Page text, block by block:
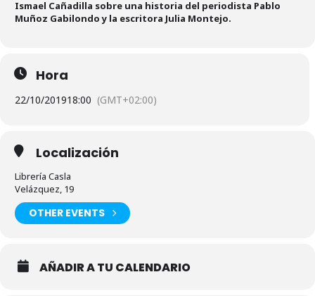
Ismael Cañadilla sobre una historia del periodista Pablo
Muñoz Gabilondo y la escritora Julia Montejo.
Hora
22/10/201918:00 (GMT+02:00)
Localización
Librería Casla
Velázquez, 19
OTHER EVENTS
AÑADIR A TU CALENDARIO